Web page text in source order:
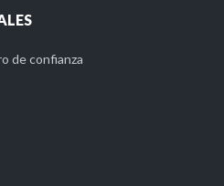
de confianza